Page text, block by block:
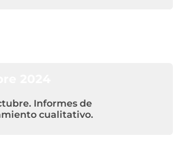
Informes de
cualitativo.